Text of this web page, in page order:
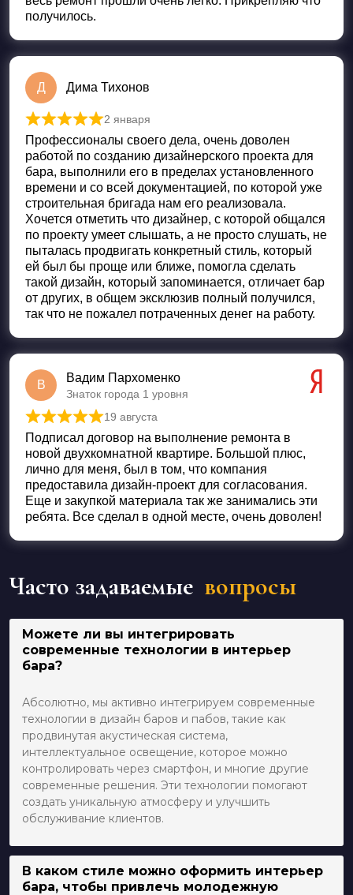
получилось.
Д Дима Тихонов
Оценка 5из 5
2 января
Профессионалы своего дела, очень доволен
работой по созданию дизайнерского проекта для
бара, выполнили его в пределах установленного
времени и со всей документацией, по которой уже
строительная бригада нам его реализовала.
Хочется отметить что дизайнер, с которой общался
по проекту умеет слышать, а не просто слушать, не
пыталась продвигать конкретный стиль, который
ей был бы проще или ближе, помогла сделать
такой дизайн, который запоминается, отличает бар
от других, в общем эксклюзив полный получился,
так что не пожалел потраченных денег на работу.
В
Вадим Пархоменко
Знаток города 1 уровня
Оценка5 из 5
19 августа
Подписал договор на выполнение ремонта в
новой двухкомнатной квартире. Большой плюс,
лично для меня, был в том, что компания
предоставила дизайн-проект для согласования.
Еще и закупкой материала так же занимались эти
ребята. Все сделал в одной месте, очень доволен!
Часто задаваемые вопросы
Можете ли вы интегрировать
современные технологии в интерьер
бара?
Абсолютно, мы активно интегрируем современные
технологии в дизайн баров и пабов, такие как
продвинутая акустическая система,
интеллектуальное освещение, которое можно
контролировать через смартфон, и многие другие
современные решения. Эти технологии помогают
создать уникальную атмосферу и улучшить
обслуживание клиентов.
В каком стиле можно оформить интерьер
бара, чтобы привлечь молодежную